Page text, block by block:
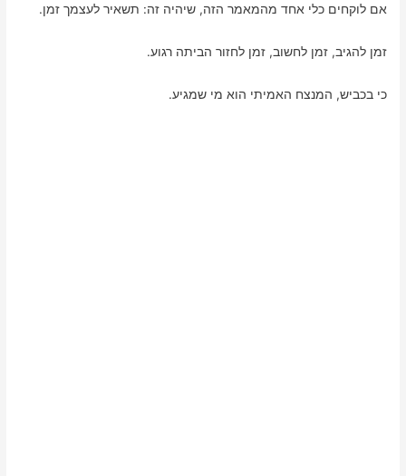
אם לוקחים כלי אחד מהמאמר הזה, שיהיה זה: תשאיר לעצמך זמן.
זמן להגיב, זמן לחשוב, זמן לחזור הביתה רגוע.
כי בכביש, המנצח האמיתי הוא מי שמגיע.